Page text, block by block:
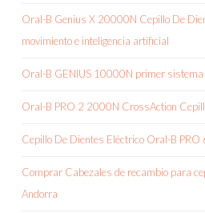
Oral-B Genius X 20000N Cepillo De
movimiento e inteligencia artificial
Oral-B GENIUS 10000N primer sistema
Oral-B PRO 2 2000N CrossAction
Cepillo De Dientes Eléctrico Oral-B
Comprar Cabezales de recambio para
Andorra